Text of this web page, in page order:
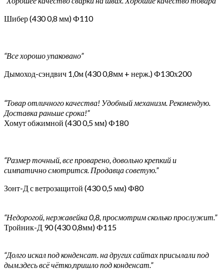
Шибер (430 0,8 мм) Ф110
“Все хорошо упаковано”
Дымоход-сэндвич 1,0м (430 0,8мм + нерж.) Ф130х200
“Товар отличного качества! Удобный механизм. Рекомендую.
Доставка раньше срока!”
Хомут обжимной (430 0,5 мм) Ф180
“Размер точный, все проварено, довольно крепкий и
симпатично смотрится. Продавца советую.”
Зонт-Д с ветрозащитой (430 0,5 мм) Ф80
“Недорогой, нержавейка 0,8, просмотрим сколько прослужит.”
Тройник-Д 90 (430 0,8мм) Ф115
“Долго искал под конденсат. на других сайтах присылали под
дым.здесь всё чётко,пришло под конденсат.”